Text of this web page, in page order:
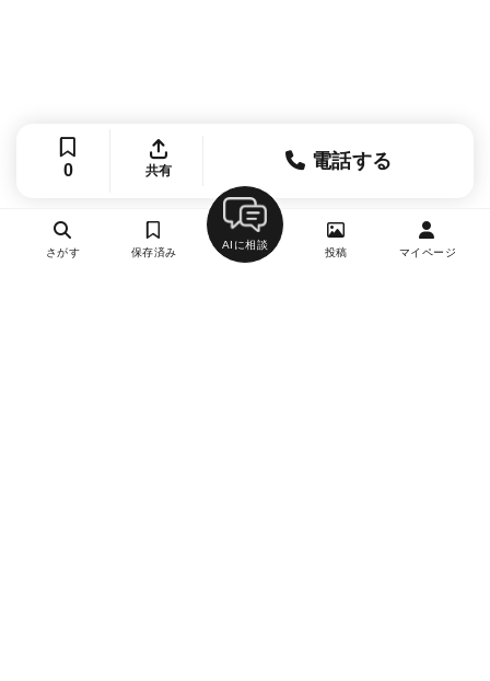
0 共有 電話する
さがす 保存済み
AIに相談
投稿 マイページ